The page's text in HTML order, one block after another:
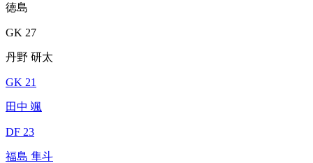
徳島
GK 27
丹野 研太
GK 21
田中 颯
DF 23
福島 隼斗